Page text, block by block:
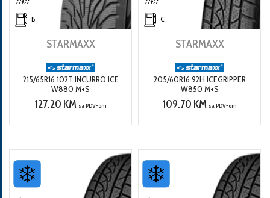
B
STARMAXX
215/65R16 102T INCURRO ICE
W880 M+S
127.20 KM sa PDV-om
C
STARMAXX
205/60R16 92H ICEGRIPPER
W850 M+S
109.70 KM sa PDV-om